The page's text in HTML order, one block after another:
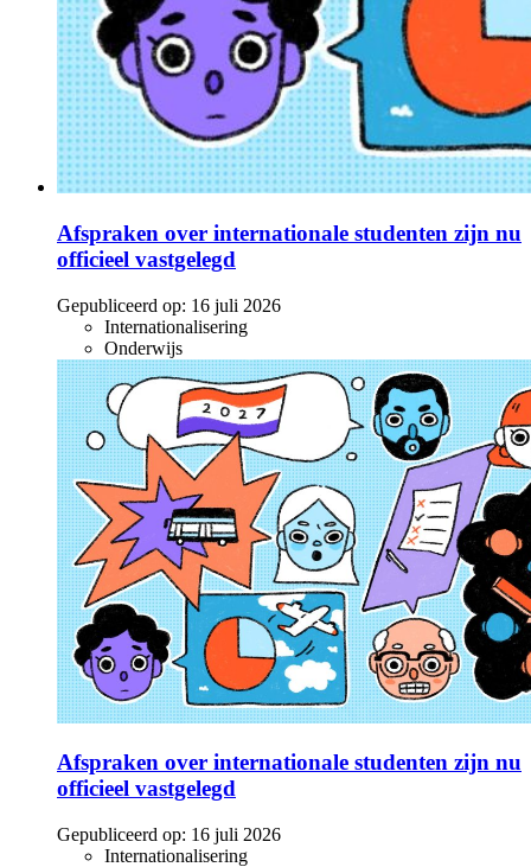
Afspraken over internationale studenten zijn nu
officieel vastgelegd
Gepubliceerd op: 16 juli 2026
Internationalisering
Onderwijs
Afspraken over internationale studenten zijn nu
officieel vastgelegd
Gepubliceerd op: 16 juli 2026
Internationalisering